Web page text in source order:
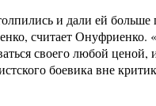
и дали ей больше
считает
своего любой ценой,
боевика вне